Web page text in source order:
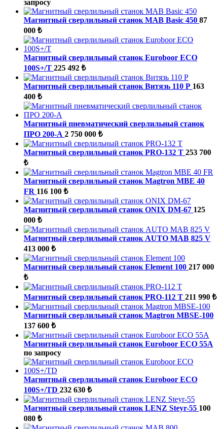
запросу
Магнитный сверлильный станок MAB Basic 450 87
000 ₺
Магнитный сверлильный станок Euroboor ECO
100S+/T 225 492 ₺
Магнитный сверлильный станок Витязь 110 Р 163
400 ₺
Магнитный пневматический сверлильный станок
ПРО 200-А 2 750 000 ₺
Магнитный сверлильный станок PRO-132 T 253 700
₺
Магнитный сверлильный станок Magtron MBE 40
FR 116 100 ₺
Магнитный сверлильный станок ONIX DM-67 125
000 ₺
Магнитный сверлильный станок AUTO MAB 825 V
413 000 ₺
Магнитный сверлильный станок Element 100 217 000
₺
Магнитный сверлильный станок PRO-112 T 211 990 ₺
Магнитный сверлильный станок Magtron MBSE-100
137 600 ₺
Магнитный сверлильный станок Euroboor ECO 55A
по запросу
Магнитный сверлильный станок Euroboor ECO
100S+/TD 232 630 ₺
Магнитный сверлильный станок LENZ Steyr-55 100
080 ₺